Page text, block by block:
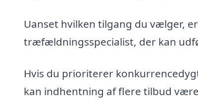
Uanset hvilken tilgang du vælger,
træfældningsspecialist, der kan
Hvis du prioriterer
kan indhentning af flere tilbud